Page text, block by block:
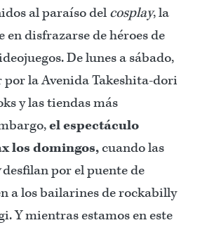
al paraíso del cosplay, la
en disfrazarse de héroes de
De lunes a sábado,
la Avenida Takeshita-dori
y las tiendas más
el espectáculo
los domingos,cuando las
desfilan por el puente de
a los bailarines de rockabilly
Y mientras estamos en este